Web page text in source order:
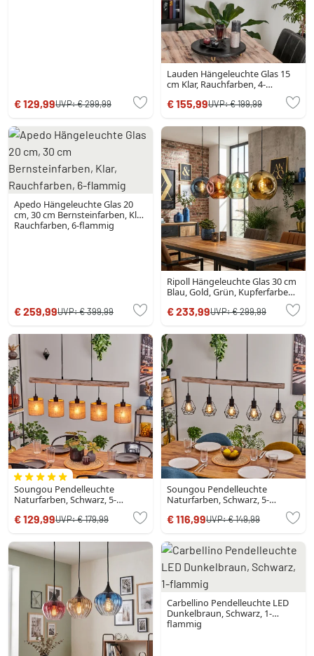
€ 129,99UVP:€ 299,99
Lauden Hängeleuchte Glas 15
cm Klar, Rauchfarben, 4-
€ 155,99UVP:€ 199,99
Apedo Hängeleuchte Glas 20
cm, 30 cm Bernsteinfarben, Klar,
Rauchfarben, 6-flammig
€ 259,99UVP:€ 399,99
Ripoll Hängeleuchte Glas 30 cm
Blau, Gold, Grün, Kupferfarben,
€ 233,99UVP:€ 299,99
Soungou Pendelleuchte
Naturfarben, Schwarz, 5-
€ 129,99UVP:€ 179,99
Soungou Pendelleuchte
Naturfarben, Schwarz, 5-
€ 116,99UVP:€ 149,99
Carbellino Pendelleuchte LED
Dunkelbraun, Schwarz, 1-
flammig